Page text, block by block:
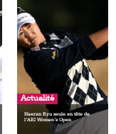
Actualité
Haeran Ryu seule en tête de
l’AIG Women’s Open